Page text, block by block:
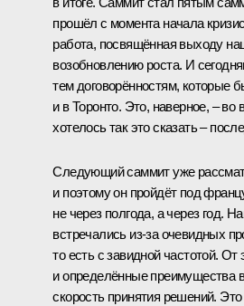
прошёл с момента начала
работа, посвящённая выходу
возобновлению роста. И
тем договорённостям, которые
и в Торонто. Это, наверное, –
хотелось так это сказать –
Следующий саммит уже
и поэтому он пройдёт под
не через полгода, а через год.
встречались из‑за очевидных
то есть с завидной частотой. От
и определённые преимущества
скорость принятия решений.